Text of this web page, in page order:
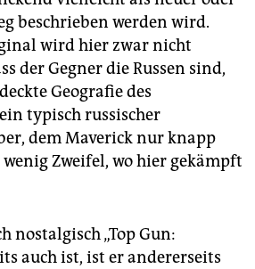
beschrieben werden wird.
wird hier zwar nicht
der Gegner die Russen sind,
Geografie des
typisch russischer
dem Maverick nur knapp
Zweifel, wo hier gekämpft
nos­talgisch „Top Gun:
auch ist, ist er andererseits